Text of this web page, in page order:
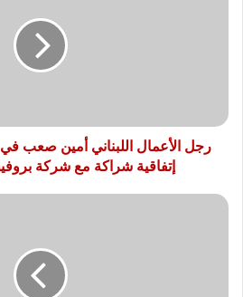
مصر
لتوقيع
مع
رجل الأعمال اللبناني أمين صعب
إتفاقية شراكة مع شركة
برنامج